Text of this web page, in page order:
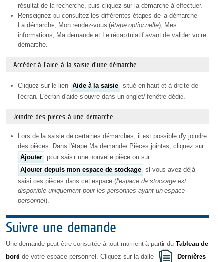
résultat de la recherche, puis cliquez sur la démarche à effectuer.
Renseignez ou consultez les différentes étapes de la démarche :
La démarche, Mon rendez-vous (étape optionnelle), Mes
informations, Ma demande et Le récapitulatif avant de valider votre
démarche.
Accéder à l'aide à la saisie d'une démarche
Cliquez sur le lien Aide à la saisie
situé en haut et à droite de
l'écran. L'écran d'aide s'ouvre dans un onglet/ fenêtre dédié.
Joindre des pièces à une démarche
Lors de la saisie de certaines démarches, il est possible d'y joindre
des pièces. Dans l'étape Ma demande/ Pièces jointes, cliquez sur
Ajouter
pour saisir une nouvelle pièce ou sur
Ajouter depuis mon espace de stockage
si vous avez déjà
saisi des pièces dans cet espace (l'espace de stockage est
disponible uniquement pour les personnes ayant un espace
personnel).
Suivre une demande
Une demande peut être consultée à tout moment à partir du Tableau de
bord de votre espace personnel. Cliquez sur la dalle
Dernières